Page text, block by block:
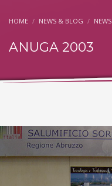
HOME NEWS & BLOG NEWS
ANUGA 2003